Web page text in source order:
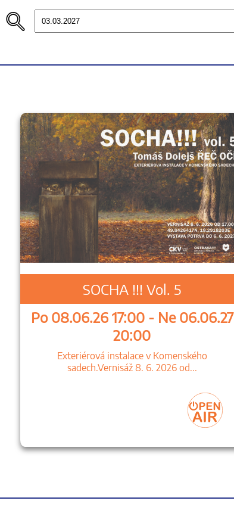
SOCHA !!! Vol. 5
Po 08.06.26 17:00 - Ne 06.06.27
20:00
Exteriérová instalace v Komenského
sadech.Vernisáž 8. 6. 2026 od...